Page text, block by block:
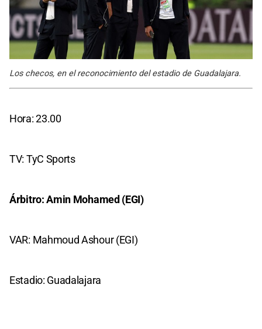
Los checos, en el reconocimiento del estadio de Guadalajara.
Hora: 23.00
TV: TyC Sports
Árbitro: Amin Mohamed (EGI)
VAR: Mahmoud Ashour (EGI)
Estadio: Guadalajara